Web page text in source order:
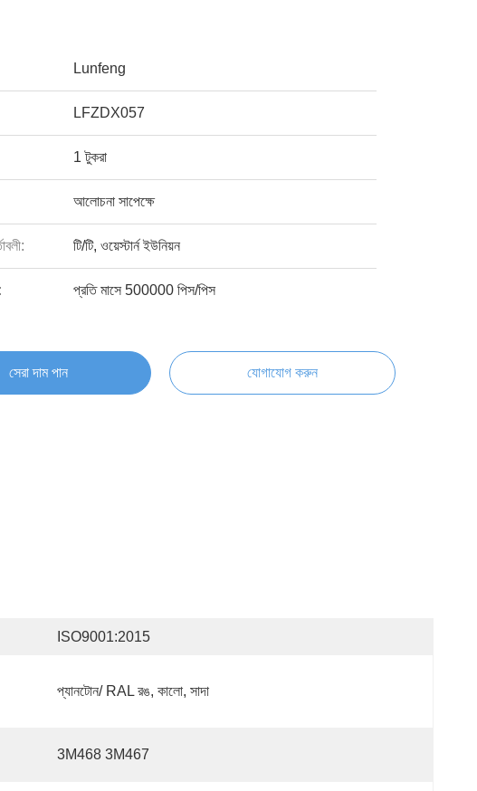
Lunfeng
LFZDX057
1 টুকরা
আলোচনা সাপেক্ষে
টি/টি, ওয়েস্টার্ন ইউনিয়ন
প্রতি মাসে 500000 পিস/পিস
সেরা দাম পান যোগাযোগ করুন
ISO9001:2015
প্যানটোন/ RAL রঙ, কালো, সাদা
3M468 3M467